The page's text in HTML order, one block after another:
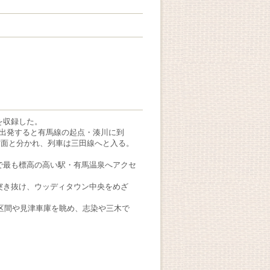
録した。
発すると有馬線の起点・湊川に到
と分かれ、列車は三田線へと入る。
も標高の高い駅・有馬温泉へアクセ
抜け、ウッディタウン中央をめざ
や見津車庫を眺め、志染や三木で